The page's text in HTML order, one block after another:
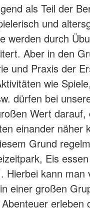
als Teil der
und
werden durch
Aber in den
und Praxis der
wie
dürfen bei
Wert darauf,
einander näher
Grund
Eis
Hierbei kann man
einer großen
erleben